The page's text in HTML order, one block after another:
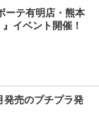
ーテ有明店・熊本
イベント開催！
発売のプチプラ発